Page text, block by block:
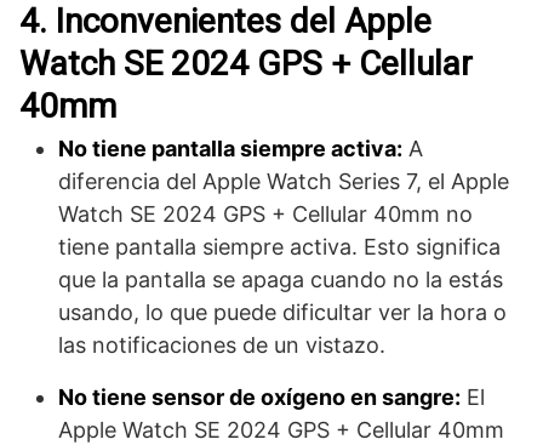
4. Inconvenientes del Apple
Watch SE 2024 GPS + Cellular
40mm
No tiene pantalla siempre activa: A
diferencia del Apple Watch Series 7, el Apple
Watch SE 2024 GPS + Cellular 40mm no
tiene pantalla siempre activa. Esto significa
que la pantalla se apaga cuando no la estás
usando, lo que puede dificultar ver la hora o
las notificaciones de un vistazo.
No tiene sensor de oxígeno en sangre: El
Apple Watch SE 2024 GPS + Cellular 40mm